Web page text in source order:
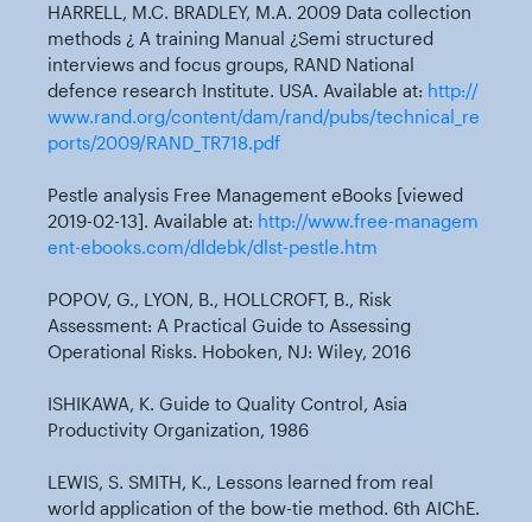
HARRELL, M.C. BRADLEY, M.A. 2009 Data collection
methods ¿ A training Manual ¿Semi structured
interviews and focus groups, RAND National
defence research Institute. USA. Available at: http://
www.rand.org/content/dam/rand/pubs/technical_re
ports/2009/RAND_TR718.pdf
Pestle analysis Free Management eBooks [viewed
2019-02-13]. Available at: http://www.free-managem
ent-ebooks.com/dldebk/dlst-pestle.htm
POPOV, G., LYON, B., HOLLCROFT, B., Risk
Assessment: A Practical Guide to Assessing
Operational Risks. Hoboken, NJ: Wiley, 2016
ISHIKAWA, K. Guide to Quality Control, Asia
Productivity Organization, 1986
LEWIS, S. SMITH, K., Lessons learned from real
world application of the bow-tie method. 6th AIChE.